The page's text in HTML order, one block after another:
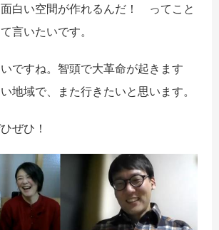
白い空間が作れるんだ！ ってこと
言いたいです。
ですね。智頭で大革命が起きます
地域で、また行きたいと思います。
ぜひ！